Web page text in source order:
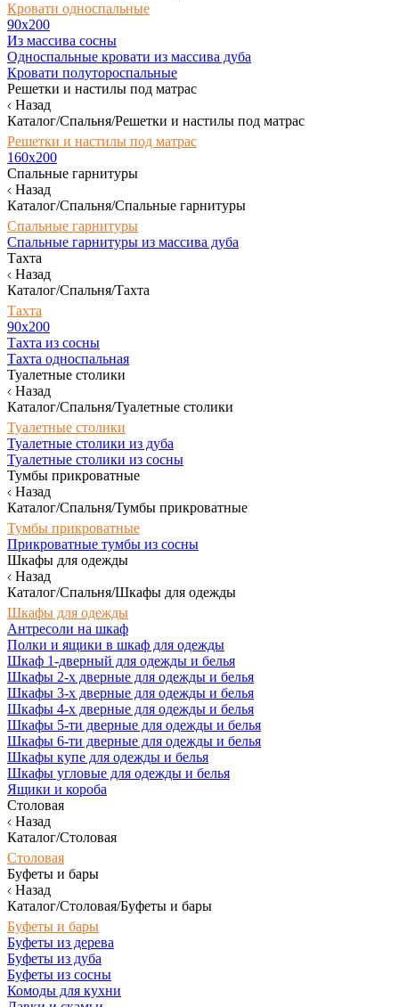
Кровати односпальные
90х200
Из массива сосны
Односпальные кровати из массива дуба
Кровати полутороспальные
Решетки и настилы под матрас
Назад
Каталог/Спальня/Решетки и настилы под матрас
Решетки и настилы под матрас
160х200
Спальные гарнитуры
Назад
Каталог/Спальня/Спальные гарнитуры
Спальные гарнитуры
Спальные гарнитуры из массива дуба
Тахта
Назад
Каталог/Спальня/Тахта
Тахта
90х200
Тахта из сосны
Тахта односпальная
Туалетные столики
Назад
Каталог/Спальня/Туалетные столики
Туалетные столики
Туалетные столики из дуба
Туалетные столики из сосны
Тумбы прикроватные
Назад
Каталог/Спальня/Тумбы прикроватные
Тумбы прикроватные
Прикроватные тумбы из сосны
Шкафы для одежды
Назад
Каталог/Спальня/Шкафы для одежды
Шкафы для одежды
Антресоли на шкаф
Полки и ящики в шкаф для одежды
Шкаф 1-дверный для одежды и белья
Шкафы 2-х дверные для одежды и белья
Шкафы 3-х дверные для одежды и белья
Шкафы 4-х дверные для одежды и белья
Шкафы 5-ти дверные для одежды и белья
Шкафы 6-ти дверные для одежды и белья
Шкафы купе для одежды и белья
Шкафы угловые для одежды и белья
Ящики и короба
Столовая
Назад
Каталог/Столовая
Столовая
Буфеты и бары
Назад
Каталог/Столовая/Буфеты и бары
Буфеты и бары
Буфеты из дерева
Буфеты из дуба
Буфеты из сосны
Комоды для кухни